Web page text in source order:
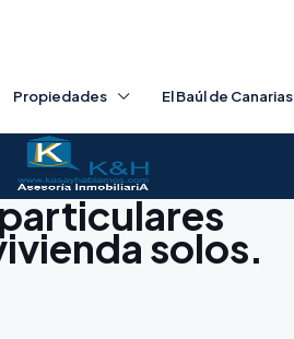
Propiedades El Baúl de Canarias
solos.